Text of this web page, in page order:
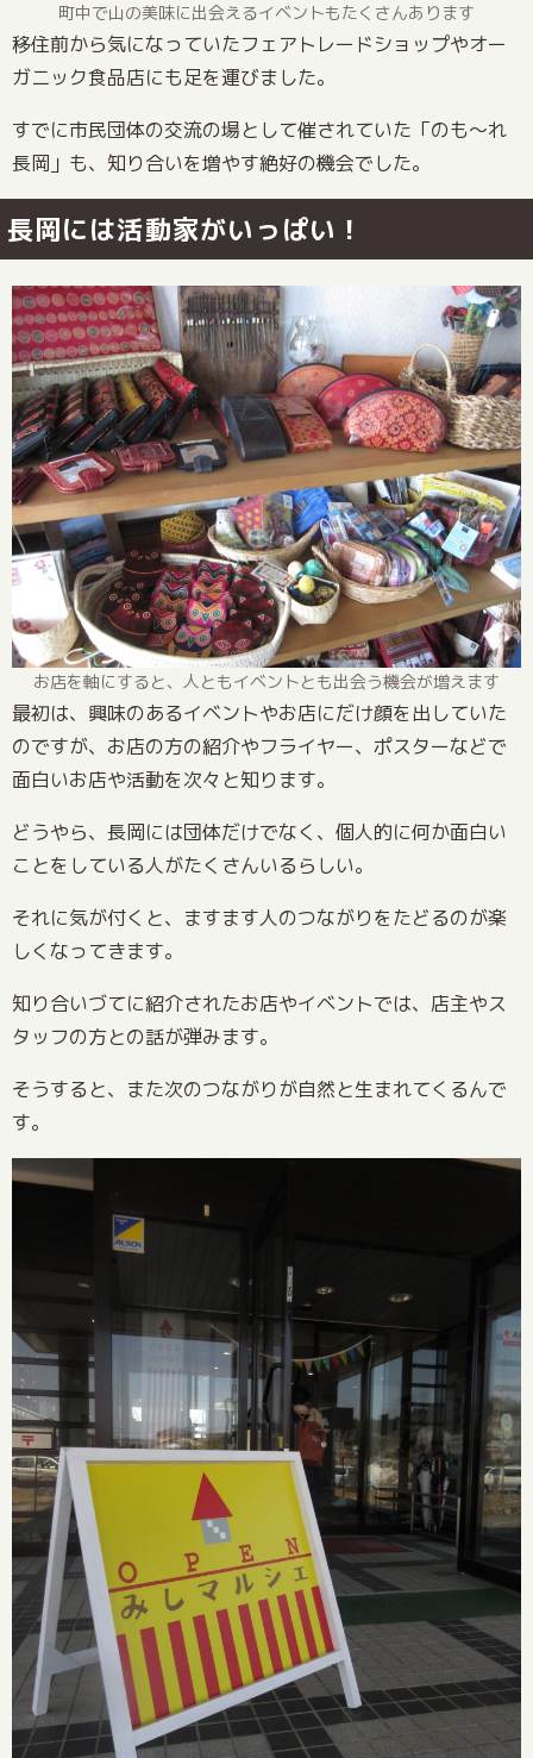
町中で山の美味に出会えるイベントもたくさんあります
移住前から気になっていたフェアトレードショップやオー
ガニック食品店にも足を運びました。
すでに市民団体の交流の場として催されていた「のも～れ
長岡」も、知り合いを増やす絶好の機会でした。
長岡には活動家がいっぱい！
お店を軸にすると、人ともイベントとも出会う機会が増えます
最初は、興味のあるイベントやお店にだけ顔を出していた
のですが、お店の方の紹介やフライヤー、ポスターなどで
面白いお店や活動を次々と知ります。
どうやら、長岡には団体だけでなく、個人的に何か面白い
ことをしている人がたくさんいるらしい。
それに気が付くと、ますます人のつながりをたどるのが楽
しくなってきます。
知り合いづてに紹介されたお店やイベントでは、店主やス
タッフの方との話が弾みます。
そうすると、また次のつながりが自然と生まれてくるんで
す。